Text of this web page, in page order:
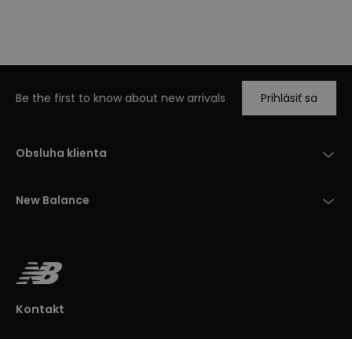
Be the first to know about new arrivals Prihlásiť sa
Obsluha klienta
New Balance
Kontakt